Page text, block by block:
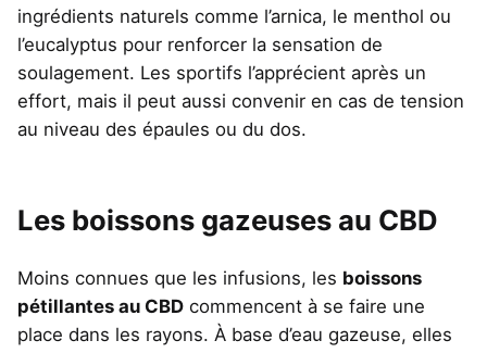
ingrédients naturels comme l’arnica, le menthol ou
l’eucalyptus pour renforcer la sensation de
soulagement. Les sportifs l’apprécient après un
effort, mais il peut aussi convenir en cas de tension
au niveau des épaules ou du dos.
Les boissons gazeuses au CBD
Moins connues que les infusions, les boissons
pétillantes au CBD commencent à se faire une
place dans les rayons. À base d’eau gazeuse, elles